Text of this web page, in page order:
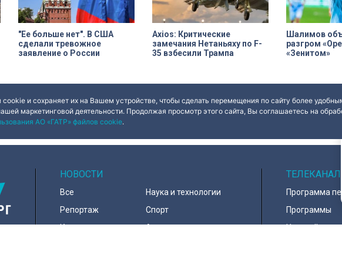
"Ее больше нет". В США
сделали тревожное
заявление о России
Axios: Критические
замечания Нетаньяху по F-
35 взбесили Трампа
Шалимов
разгром
«Зенитом»
и сохраняет их на Вашем устройстве, чтобы сделать перемещения по сайту более
маркетинговой деятельности. Продолжая просмотр этого сайта, Вы соглашаетесь на
АО «ГАТР» файлов cookie.
НОВОСТИ
Все
Репортаж
Коронавирус
Наука и технологии
Спорт
Армия
ТЕЛЕКАНАЛ
Программа
Программы
Настройка